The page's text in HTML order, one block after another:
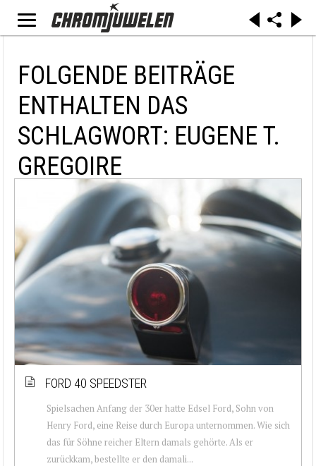
FOLGENDE BEITRÄGE
ENTHALTEN DAS
SCHLAGWORT: EUGENE T.
GREGOIRE
FORD 40 SPEEDSTER
Spielsachen Anfang der 30er hatte Edsel Ford, Sohn von
Henry Ford, eine Reise durch Europa unternommen. Wie sich
das für Söhne reicher Eltern damals gehörte. Als er
zurückkam, bestellte er den damali...